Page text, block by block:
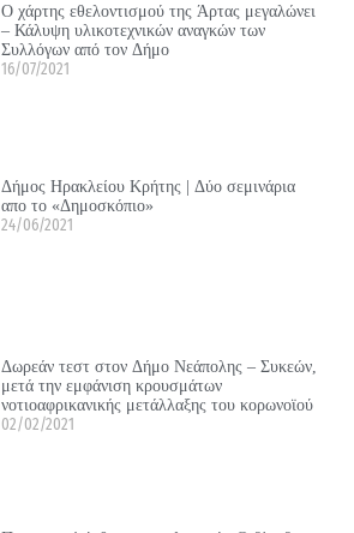
Ο χάρτης εθελοντισμού της Άρτας μεγαλώνει
– Κάλυψη υλικοτεχνικών αναγκών των
Συλλόγων από τον Δήμο
16/07/2021
Δήμος Ηρακλείου Κρήτης | Δύο σεμινάρια
απο το «Δημοσκόπιο»
24/06/2021
Δωρεάν τεστ στον Δήμο Νεάπολης – Συκεών,
μετά την εμφάνιση κρουσμάτων
νοτιοαφρικανικής μετάλλαξης του κορωνοϊού
02/02/2021